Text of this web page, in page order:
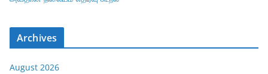
Archives
August 2026